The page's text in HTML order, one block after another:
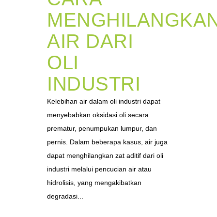
AIR DARI
OLI
INDUSTRI
Kelebihan air dalam oli industri dapat
menyebabkan oksidasi oli secara
prematur, penumpukan lumpur, dan
pernis. Dalam beberapa kasus, air juga
dapat menghilangkan zat aditif dari oli
industri melalui pencucian air atau
hidrolisis, yang mengakibatkan
degradasi...